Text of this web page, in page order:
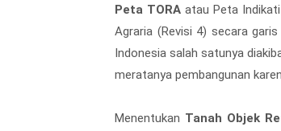
Peta TORAatau Peta
Agraria (Revisi 4) secara
Indonesia salah satunya
meratanya pembangunan
Menentukan Tanah Objek